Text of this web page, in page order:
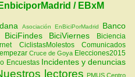
/ EBxM
Asociación EnBiciPorMadrid
Banco
BiciFindes BiciViernes
Biciencia
CiclistasMolestos
Comunicados
Cruce de Goya Elecciones2015
Encuestas Incidentes y denuncias
lectores
PMUS Centro